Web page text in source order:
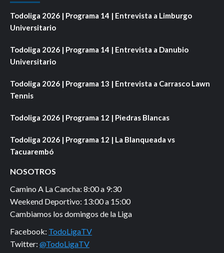
Todoliga 2026 | Programa 14 | Entrevista a Limburgo
Universitario
Todoliga 2026 | Programa 14 | Entrevista a Danubio
Universitario
Todoliga 2026 | Programa 13 | Entrevista a Carrasco Lawn
Tennis
Todoliga 2026 | Programa 12 | Piedras Blancas
Todoliga 2026 | Programa 12 | La Blanqueada vs
Tacuarembó
NOSOTROS
Camino A La Cancha: 8:00 a 9:30
Weekend Deportivo: 13:00 a 15:00
Cambiamos los domingos de la Liga
Facebook: TodoLigaTV
Twitter: @TodoLigaTV